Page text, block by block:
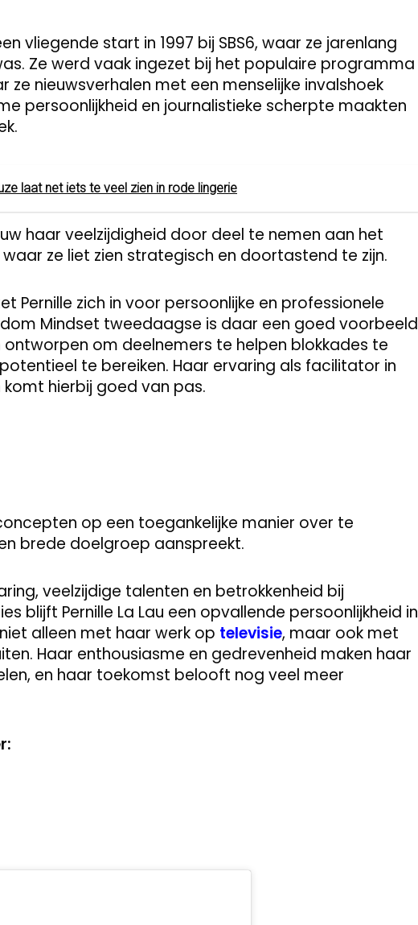
vliegende start in 1997 bij SBS6, waar ze jarenlang
Ze werd vaak ingezet bij het populaire programma
ze nieuwsverhalen met een menselijke invalshoek
persoonlijkheid en journalistieke scherpte maakten
laat net iets te veel zien in rode lingerie
haar veelzijdigheid door deel te nemen aan het
waar ze liet zien strategisch en doortastend te zijn.
Pernille zich in voor persoonlijke en professionele
Mindset tweedaagse is daar een goed voorbeeld
ontworpen om deelnemers te helpen blokkades te
te bereiken. Haar ervaring als facilitator in
hierbij goed van pas.
op een toegankelijke manier over te
brede doelgroep aanspreekt.
veelzijdige talenten en betrokkenheid bij
blijft Pernille La Lau een opvallende persoonlijkheid in
alleen met haar werk op televisie, maar ook met
Haar enthousiasme en gedrevenheid maken haar
en haar toekomst belooft nog veel meer